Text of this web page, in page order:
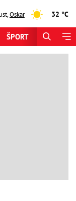
,Oskar 32 °C
ŠPORT